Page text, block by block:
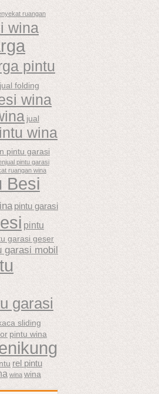
ruangan
wina
pintu
jual folding
wina
jual
wina
pintu garasi
pintu garasi
ruangan wina
Besi
pintu garasi
pintu
garasi geser
garasi mobil
garasi
sliding
pintu wina
rel pintu
wina wina